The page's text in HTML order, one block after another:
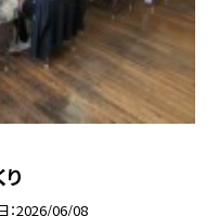
2026/06/08